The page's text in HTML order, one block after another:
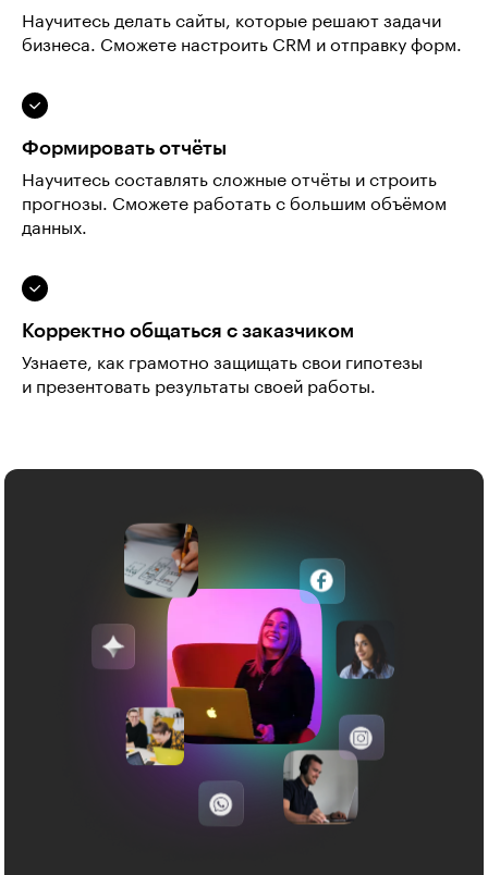
Научитесь делать сайты, которые решают задачи
бизнеса. Сможете настроить CRM и отправку форм.
Формировать отчёты
Научитесь составлять сложные отчёты и строить
прогнозы. Сможете работать с большим объёмом
данных.
Корректно общаться с заказчиком
Узнаете, как грамотно защищать свои гипотезы
и презентовать результаты своей работы.